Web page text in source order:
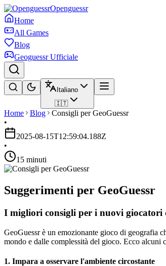
Openguessr
Home
All Games
Blog
Geoguessr Ufficiale
Italiano
🇮🇹
Home Blog
Consigli per GeoGuessr
•
2025-08-15T12:59:04.188Z
•
15 minuti
Suggerimenti per GeoGuessr
I migliori consigli per i nuovi giocatori
GeoGuessr è un emozionante gioco di geografia
mondo e dalle complessità del gioco. Ecco
1. Impara a osservare l'ambiente circostante